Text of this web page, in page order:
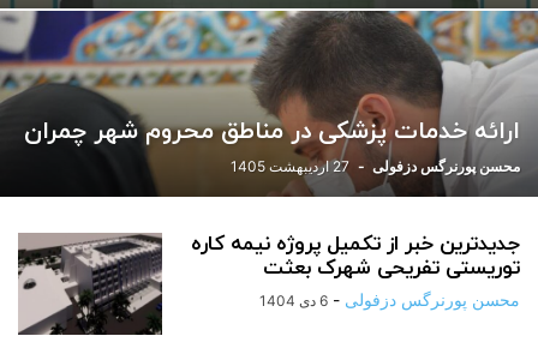
ارائه خدمات پزشکی در مناطق محروم شهر چمران
محسن پورنرگس دزفولی - 27 اردیبهشت 1405
جدیدترین خبر از تکمیل پروژه نیمه کاره
توریستی تفریحی شهرک بعثت
محسن پورنرگس دزفولی - 6 دی 1404